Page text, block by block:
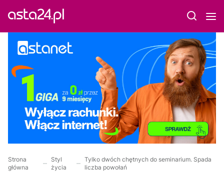
Strona
główna
Styl
życia
Tylko dwóch chętnych do seminarium. Spada
liczba powołań